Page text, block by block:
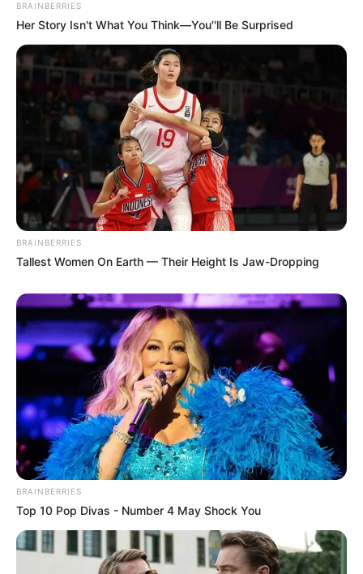
BRAINBERRIES
Her Story Isn't What You Think—You''ll Be Surprised
BRAINBERRIES
Tallest Women On Earth — Their Height Is Jaw-Dropping
BRAINBERRIES
Top 10 Pop Divas - Number 4 May Shock You